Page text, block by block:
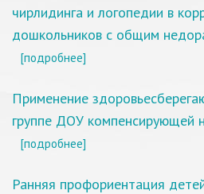
чирлидинга и логопедии в
дошкольников с общим
[подробнее]
Применение
группе ДОУ компенсирующей
[подробнее]
Ранняя профориентация